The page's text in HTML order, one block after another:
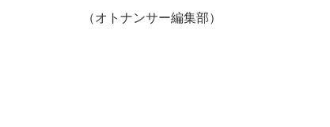
（オトナンサー編集部）